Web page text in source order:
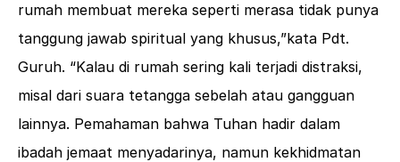
rumah membuat mereka seperti merasa tidak punya
tanggung jawab spiritual yang khusus,”kata Pdt.
Guruh. “Kalau di rumah sering kali terjadi distraksi,
misal dari suara tetangga sebelah atau gangguan
lainnya. Pemahaman bahwa Tuhan hadir dalam
ibadah jemaat menyadarinya, namun kekhidmatan